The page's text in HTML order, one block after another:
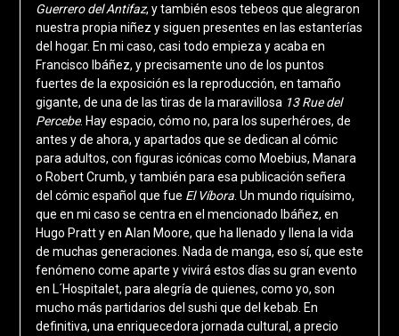
Guerrero del Antifaz, y también esos tebeos que alegraron
nuestra propia niñez y siguen presentes en las estanterías
del hogar. En mi caso, casi todo empieza y acaba en
Francisco Ibáñez, y precisamente uno de los puntos
fuertes de la exposición es la reproducción, en tamaño
gigante, de una de las tiras de la maravillosa 13 Rue del
Percebe. Hay espacio, cómo no, para los superhéroes, de
antes y de ahora, y apartados que se dedican al cómic
para adultos, con figuras icónicas como Moebius, Manara
o Robert Crumb, y también para esa publicación señera
del cómic español que fue El Víbora. Un mundo riquísimo,
que en mi caso se centra en el mencionado Ibáñez, en
Hugo Pratt y en Alan Moore, que ha llenado y llena la vida
de muchas generaciones. Nada de manga, eso sí, que este
fenómeno come aparte y vivirá estos días su gran evento
en L´Hospitalet, para alegría de quienes, como yo, son
mucho más partidarios del sushi que del kebab. En
definitiva, una enriquecedora jornada cultural, a precio